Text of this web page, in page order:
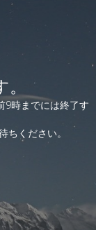
9時までには終了す
ちください。